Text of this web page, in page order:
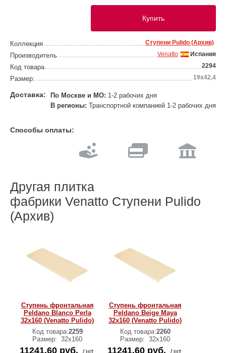
Купить
Коллекция Ступени Pulido (Архив)
Производитель Испания
Venatto
Код товара 2294
Размер: 19х42,4
Доставка: По Москве и МО: 1-2 рабочих дня
В регионы: Транспортной компанией 1-2 рабочих дня
Способы оплаты:
Другая плитка
фабрики Venatto Ступени Pulido
(Архив)
Ступень фронтальная
Peldano Blanco Perla
32х160 (Venatto Pulido)
Код товара:2259
Размер: 32х160
11241.60 руб. / шт.
Ступень фронтальная
Peldano Beige Maya
32х160 (Venatto Pulido)
Код товара:2260
Размер: 32х160
11241.60 руб. / шт.